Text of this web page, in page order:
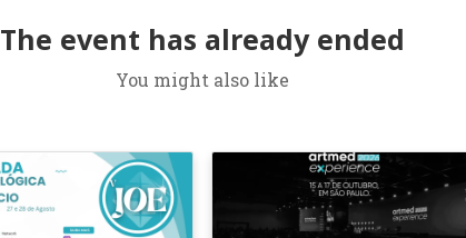
The event has already ended
You might also like